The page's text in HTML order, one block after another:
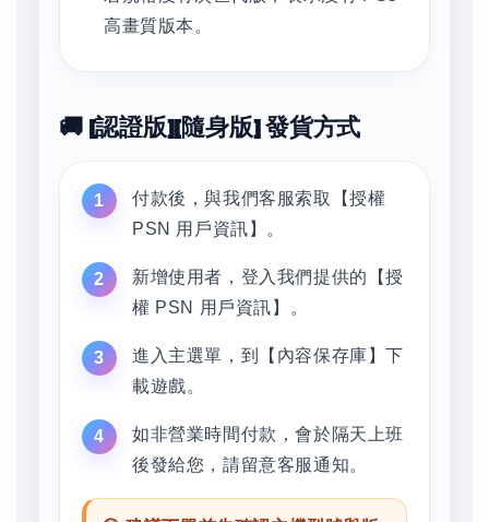
高畫質版本。
🚚 [認證版][隨身版] 發貨方式
付款後，與我們客服索取【授權
PSN 用戶資訊】。
新增使用者，登入我們提供的【授
權 PSN 用戶資訊】。
進入主選單，到【內容保存庫】下
載遊戲。
如非營業時間付款，會於隔天上班
後發給您，請留意客服通知。